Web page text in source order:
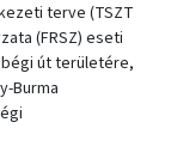
terve (TSZT
(FRSZ) eseti
út területére,
Burma